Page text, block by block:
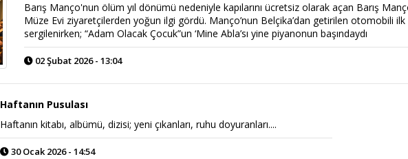
Barış Manço'nun ölüm yıl dönümü nedeniyle kapılarını ücretsiz olarak açan Barış
Müze Evi ziyaretçilerden yoğun ilgi gördü. Manço’nun Belçika’dan getirilen otomobili ilk
sergilenirken; “Adam Olacak Çocuk”un ‘Mine Abla’sı yine piyanonun başındaydı
02 Şubat 2026 - 13:04
Haftanın Pusulası
Haftanın kitabı, albümü, dizisi; yeni çıkanları, ruhu doyuranları....
30 Ocak 2026 - 14:54